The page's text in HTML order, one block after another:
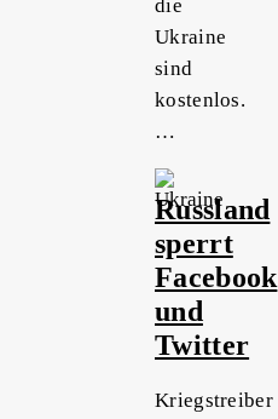
die
Ukraine
sind
kostenlos.
…
Russland
sperrt
Facebook
und
Twitter
Kriegstreiber